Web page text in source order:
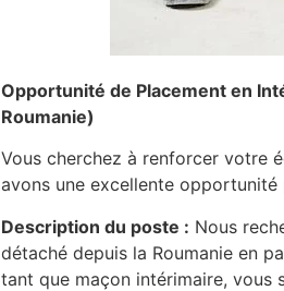
Opportunité de Placement en
Roumanie)
Vous cherchez à renforcer votre
avons une excellente opportunité
Description du poste : Nous
détaché depuis la Roumanie en
tant que maçon intérimaire, vous